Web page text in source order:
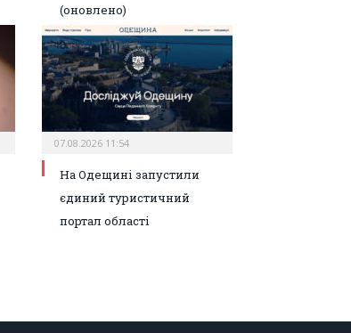
(оновлено)
07.08.2026 11:54
На Одещині запустили
єдиний туристичний
портал області